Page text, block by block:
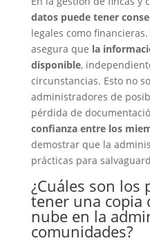
datos puede tener
legales como
asegura que la
disponible,
circunstancias. Esto no
administradores de
pérdida de
confianza entre los
demostrar que la
prácticas para
¿Cuáles son los
tener una copia
nube en la
comunidades?